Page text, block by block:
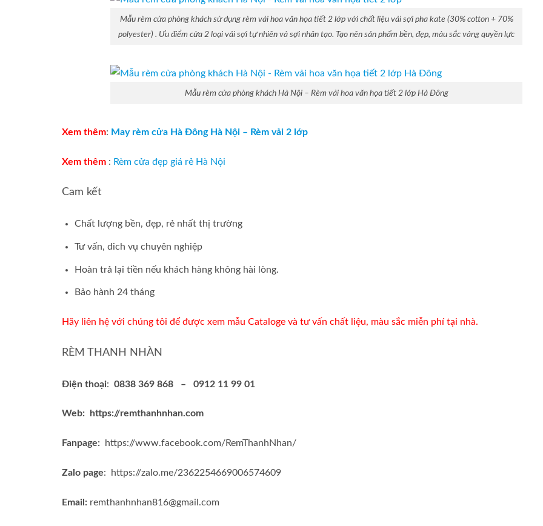
Mẫu rèm cửa phòng khách sử dụng rèm vải hoa văn họa tiết 2 lớp với chất liệu vải sợi pha kate (30% cotton + 70%
polyester) . Ưu điểm cửa 2 loại vải sợi tự nhiên và sợi nhân tạo. Tạo nên sản phẩm bền, đẹp, màu sắc vàng quyền lực
Mẫu rèm cửa phòng khách Hà Nội – Rèm vải hoa văn họa tiết 2 lớp Hà Đông
Xem thêm: May rèm cửa Hà Đông Hà Nội – Rèm vải 2 lớp
Xem thêm : Rèm cửa đẹp giá rẻ Hà Nội
Cam kết
Chất lượng bền, đẹp, rẻ nhất thị trường
Tư vấn, dich vụ chuyên nghiệp
Hoàn trả lại tiền nếu khách hàng không hài lòng.
Bảo hành 24 tháng
Hãy liên hệ với chúng tôi để được xem mẫu Cataloge và tư vấn chất liệu, màu sắc miễn phí tại nhà.
RÈM THANH NHÀN
Điện thoại: 0838 369 868 – 0912 11 99 01
Web: https://remthanhnhan.com
Fanpage: https://www.facebook.com/RemThanhNhan/
Zalo page: https://zalo.me/2362254669006574609
Email: remthanhnhan816@gmail.com